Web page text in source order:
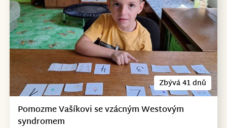
Zbývá 41 dnů
Pomozme Vašíkovi se vzácným Westovým
syndromem